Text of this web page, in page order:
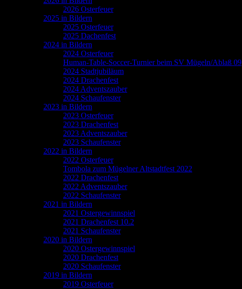
2026 Osterfeuer
2025 in Bildern
2025 Osterfeuer
2025 Dachenfest
2024 in Bildern
2024 Osterfeuer
Human-Table-Soccer-Turnier beim SV Mügeln/Ablaß 09
2024 Stadtjubiläum
2024 Drachenfest
2024 Adventszauber
2024 Schaufenster
2023 in Bildern
2023 Osterfeuer
2023 Drachenfest
2023 Adventszauber
2023 Schaufenster
2022 in Bildern
2022 Osterfeuer
Tombola zum Mügelner Altstadtfest 2022
2022 Drachenfest
2022 Adventszauber
2022 Schaufenster
2021 in Bildern
2021 Ostergewinnspiel
2021 Drachenfest 10.2
2021 Schaufenster
2020 in Bildern
2020 Ostergewinnspiel
2020 Drachenfest
2020 Schaufenster
2019 in Bildern
2019 Osterfeuer